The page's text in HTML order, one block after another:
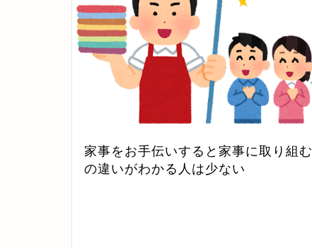
家事をお手伝いすると家事に取り組む
の違いがわかる人は少ない